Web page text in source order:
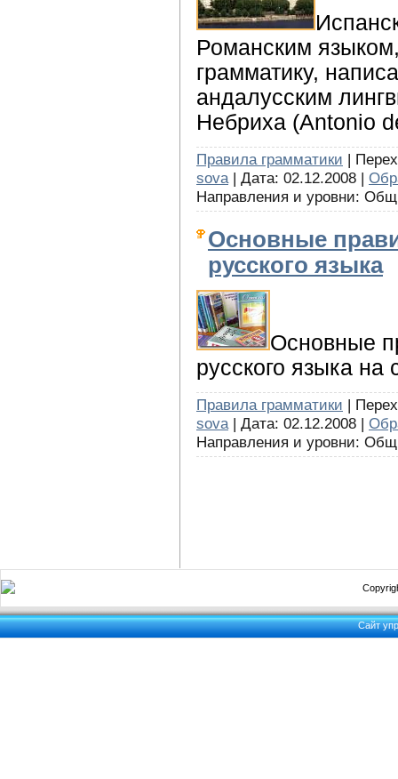
Романским
грамматику,
андалусским
Небриха (Antonio
Правила грамматики |
sova | Дата: 02.12.2008 |
Направления и уровни:
Основные
русского языка
Основные
русского языка на
Правила грамматики |
sova | Дата: 02.12.2008 |
Направления и уровни:
Сайт